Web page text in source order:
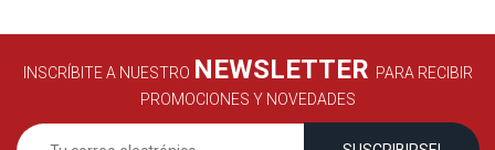
INSCRÍBITE A NUESTRO NEWSLETTER PARA RECIBIR
PROMOCIONES Y NOVEDADES